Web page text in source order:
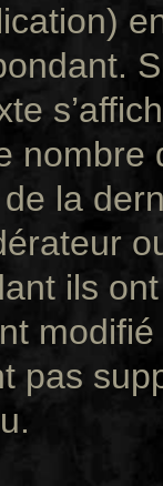
nombre
de la
ils
pas